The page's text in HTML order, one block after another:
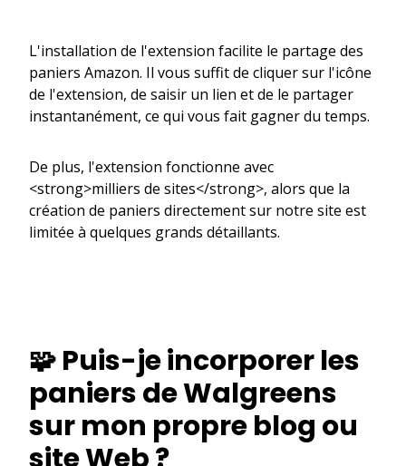
L'installation de l'extension facilite le partage des
paniers Amazon. Il vous suffit de cliquer sur l'icône
de l'extension, de saisir un lien et de le partager
instantanément, ce qui vous fait gagner du temps.
De plus, l'extension fonctionne avec
<strong>milliers de sites</strong>, alors que la
création de paniers directement sur notre site est
limitée à quelques grands détaillants.
🧩 Puis-je incorporer les
paniers de Walgreens
sur mon propre blog ou